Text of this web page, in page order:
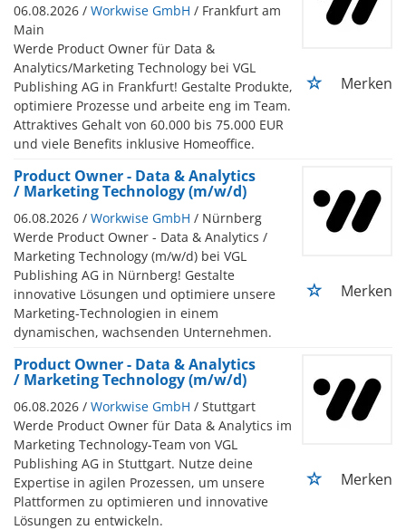
06.08.2026 / Workwise GmbH / Frankfurt am
Main
Werde Product Owner für Data &
Analytics/Marketing Technology bei VGL
Publishing AG in Frankfurt! Gestalte Produkte,
optimiere Prozesse und arbeite eng im Team.
Attraktives Gehalt von 60.000 bis 75.000 EUR
und viele Benefits inklusive Homeoffice.
Merken
Product Owner - Data & Analytics
/ Marketing Technology (m/w/d)
06.08.2026 / Workwise GmbH / Nürnberg
Werde Product Owner - Data & Analytics /
Marketing Technology (m/w/d) bei VGL
Publishing AG in Nürnberg! Gestalte
innovative Lösungen und optimiere unsere
Marketing-Technologien in einem
dynamischen, wachsenden Unternehmen.
Merken
Product Owner - Data & Analytics
/ Marketing Technology (m/w/d)
06.08.2026 / Workwise GmbH / Stuttgart
Werde Product Owner für Data & Analytics im
Marketing Technology-Team von VGL
Publishing AG in Stuttgart. Nutze deine
Expertise in agilen Prozessen, um unsere
Plattformen zu optimieren und innovative
Lösungen zu entwickeln.
Merken